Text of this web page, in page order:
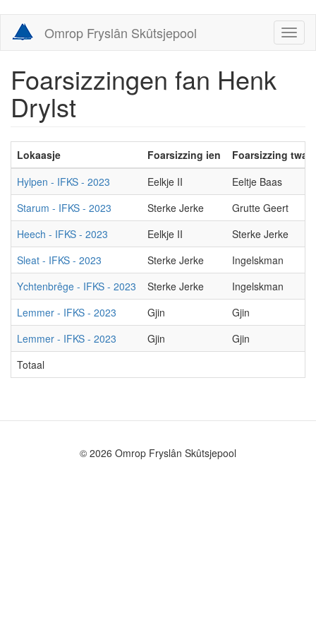
main
Omrop Fryslân Skûtsjepool
Foarsizzingen fan Henk
Drylst
Lokaasje Foarsizzing ien
Foarsizzing twa
Hylpen - IFKS - 2023
Eelkje II
Eeltje Baas
Starum - IFKS - 2023
Sterke Jerke
Grutte Geert
Heech - IFKS - 2023
Eelkje II
Sterke Jerke
Sleat - IFKS - 2023
Sterke Jerke
Ingelskman
Ychtenbrêge - IFKS - 2023
Sterke Jerke
Ingelskman
Lemmer - IFKS - 2023
Gjin
Gjin
Lemmer - IFKS - 2023
Gjin
Gjin
Totaal
© 2026 Omrop Fryslân Skûtsjepool